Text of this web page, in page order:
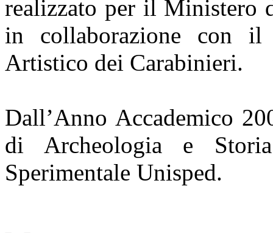
realizzato per il Ministero
in collaborazione con il
Artistico dei Carabinieri.
Dall’Anno Accademico
di Archeologia e
Sperimentale Unisped.